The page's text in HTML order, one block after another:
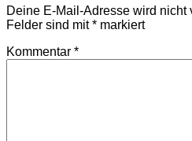
Deine E-Mail-Adresse wird nicht
Felder sind mit* markiert
Kommentar *